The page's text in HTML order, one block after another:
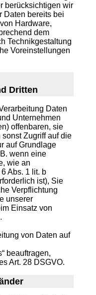
berücksichtigen wir
Daten bereits bei
Hardware,
dem
Technikgestaltung
Voreinstellungen
Dritten
Daten
Unternehmen
offenbaren, sie
Zugriff auf die
auf Grundlage
wenn eine
wie an
Abs. 1 lit. b
ist), Sie
Verpflichtung
unserer
Einsatz von
von Daten auf
beauftragen,
Art. 28 DSGVO.